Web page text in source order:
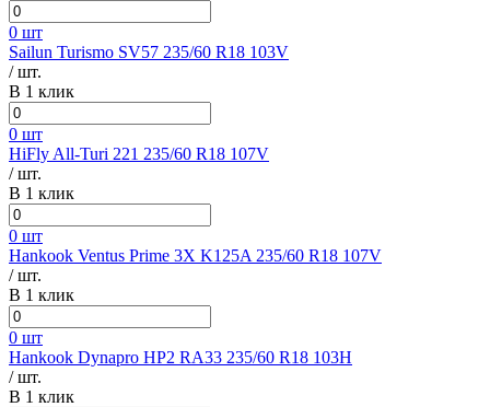
0 шт
Sailun Turismo SV57 235/60 R18 103V
/ шт.
В 1 клик
0 шт
HiFly All-Turi 221 235/60 R18 107V
/ шт.
В 1 клик
0 шт
Hankook Ventus Prime 3X K125A 235/60 R18 107V
/ шт.
В 1 клик
0 шт
Hankook Dynapro HP2 RA33 235/60 R18 103H
/ шт.
В 1 клик